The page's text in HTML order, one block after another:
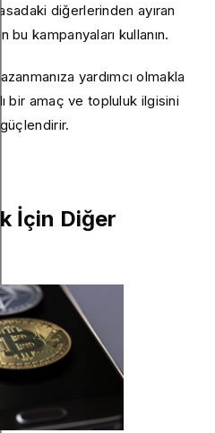
diğerlerinden ayıran
bu kampanyaları kullanın.
yardımcı olmakla
bir amaç ve topluluk ilgisini
İçin Diğer